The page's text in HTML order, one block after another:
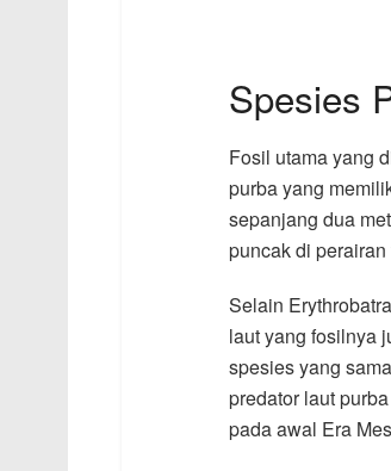
Spesies
Fosil utama yang
purba yang
sepanjang dua
puncak di
Selain
laut yang fosilnya
spesies yang
predator laut
pada awal Era